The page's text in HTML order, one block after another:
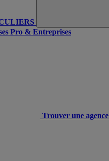
Pro & Entreprises
Trouver une agence